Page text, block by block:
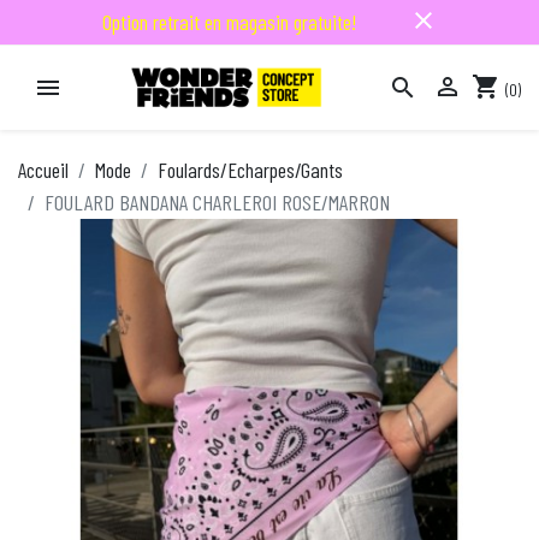
Option retrait en magasin gratuite! close
   shopping_cart (0)
Accueil Mode
Foulards/Echarpes/Gants
FOULARD BANDANA CHARLEROI ROSE/MARRON